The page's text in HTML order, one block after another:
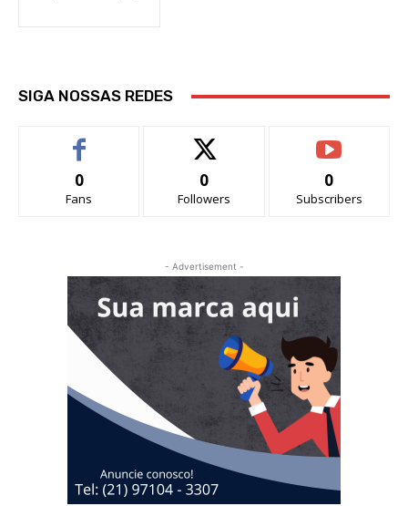
SIGA NOSSAS REDES
0
Fans
0
Followers
0
Subscribers
- Advertisement -